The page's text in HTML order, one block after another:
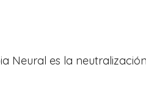
Neural es la